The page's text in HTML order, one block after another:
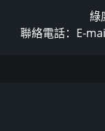
綠
聯絡電話：E-